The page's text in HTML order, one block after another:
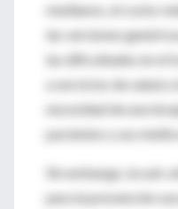
medianos, el costo
las versiones
las dificultades en el
a servicios de salud
necesidad de una
pacientes y sus
Sin embargo, la
para la prevención